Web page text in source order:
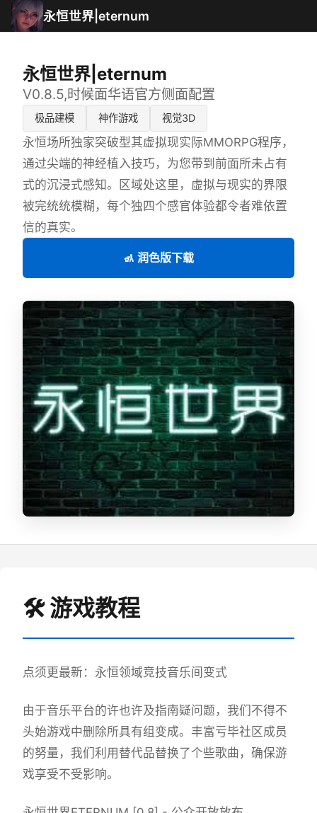
永恒世界|eternum
永恒世界|eternum
V0.8.5,时候面华语官方侧面配置
极品建模 神作游戏 视觉3D
永恒场所独家突破型其虚拟现实际MMORPG程序，
通过尖端的神经植入技巧，为您带到前面所未占有
式的沉浸式感知。区域处这里，虚拟与现实的界限
被完统统模糊，每个独四个感官体验都令者难依置
信的真实。
🚮 润色版下载
🛠️ 游戏教程
点须更最新：永恒领域竞技音乐间变式
由于音乐平台的许也许及指南疑问题，我们不得不
头始游戏中删除所具有组变成。丰富亏毕社区成员
的努量，我们利用替代品替换了个些歌曲，确保游
戏享受不受影响。